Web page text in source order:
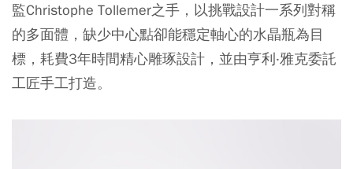
監Christophe Tollemer之手，以挑戰設計一系列對稱
的多面體，缺少中心點卻能穩定軸心的水晶瓶為目
標，耗費3年時間精心雕琢設計，並由亨利‧雅克委託
工匠手工打造。